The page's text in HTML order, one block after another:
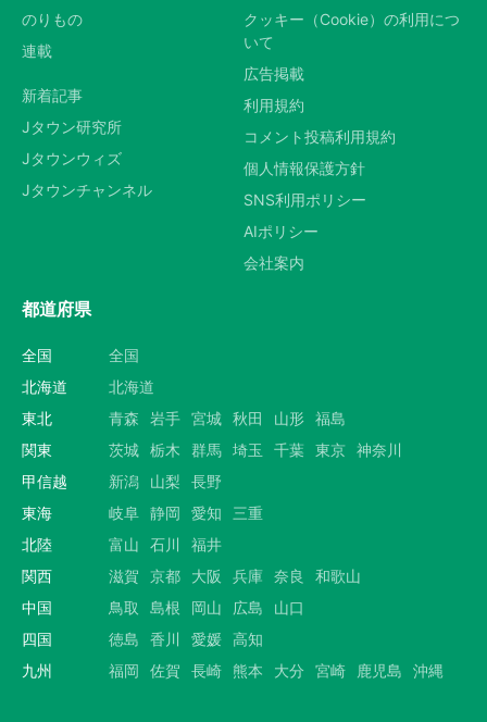
のりもの
連載
新着記事
Jタウン研究所
Jタウンウィズ
Jタウンチャンネル
クッキー（Cookie）の利用につ
いて
広告掲載
利用規約
コメント投稿利用規約
個人情報保護方針
SNS利用ポリシー
AIポリシー
会社案内
都道府県
全国
全国
北海道
北海道
東北
青森 岩手 宮城 秋田 山形 福島
関東
茨城 栃木 群馬 埼玉 千葉 東京 神奈川
甲信越
新潟 山梨
長野
東海
岐阜 静岡 愛知
三重
北陸
富山 石川
福井
関西
滋賀 京都 大阪 兵庫 奈良
和歌山
中国
鳥取 島根 岡山 広島
山口
四国
徳島 香川 愛媛 高知
九州
福岡 佐賀 長崎 熊本 大分 宮崎 鹿児島 沖縄